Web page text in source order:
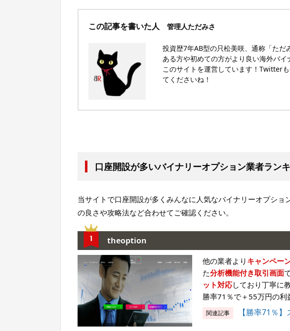
この記事を書いた人 管理人ただみさ
投資歴7年AB型の只松美咲、通称「た
ある方や初めての方がより良い海外バ
このサイトを運営しています！Twitter
てくださいね！
口座開設が多いバイナリーオプション業者ラン
当サイトで口座開設が多くみんなに人気なバイナリーオプシ
の良さや攻略法など合わせてご確認ください。
theoption
他の業者より キャンペー
た分析機能付き取引画面
ット対応しており丁寧に
勝率71％で＋55万円の利
関連記事 【勝率71％